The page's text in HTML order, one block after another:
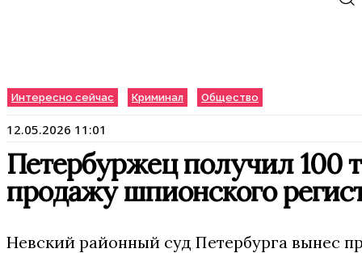
Интересно сейчас Криминал Общество
12.05.2026 11:01
Петербуржец получил 100
продажу шпионского
Невский районный суд Петербурга вынес